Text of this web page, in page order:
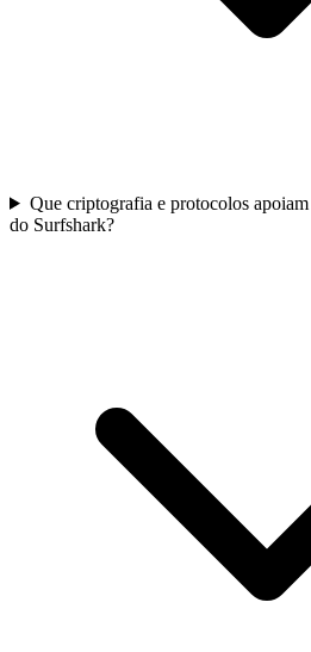
Que criptografia e protocolos apoiam
do Surfshark?